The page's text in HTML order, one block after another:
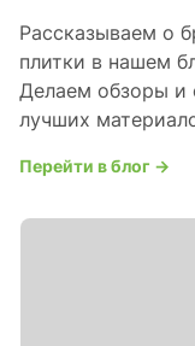
Рассказываем о
плитки в нашем
Делаем обзоры и
лучших
Перейти в блог →